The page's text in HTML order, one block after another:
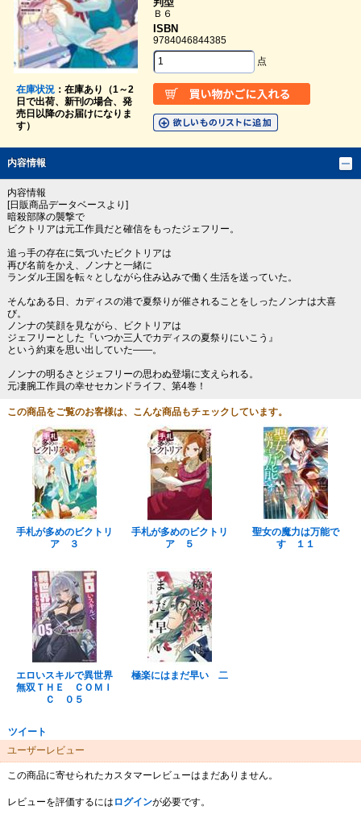
在庫状況：在庫あり（1～2
日で出荷、新刊の場合、発
売日以降のお届けになりま
す）
判型
Ｂ６
ISBN
9784046844385
点
内容情報
内容情報
[日販商品データベースより]
暗殺部隊の襲撃で
ビクトリアは元工作員だと確信をもったジェフリー。
追っ手の存在に気づいたビクトリアは
再び名前をかえ、ノンナと一緒に
ランダル王国を転々としながら住み込みで働く生活を送っていた。
そんなある日、カディスの港で夏祭りが催されることをしったノンナは大喜
び。
ノンナの笑顔を見ながら、ビクトリアは
ジェフリーとした『いつか三人でカディスの夏祭りにいこう』
という約束を思い出していた――。
ノンナの明るさとジェフリーの思わぬ登場に支えられる。
元凄腕工作員の幸せセカンドライフ、第4巻！
この商品をご覧のお客様は、こんな商品もチェックしています。
手札が多めのビクトリ
ア ３
手札が多めのビクトリ
ア ５
聖女の魔力は万能で
す １１
エロいスキルで異世界
無双ＴＨＥ ＣＯＭＩ
Ｃ ０５
極楽にはまだ早い 二
ツイート
ユーザーレビュー
この商品に寄せられたカスタマーレビューはまだありません。
レビューを評価するには ログインが必要です。